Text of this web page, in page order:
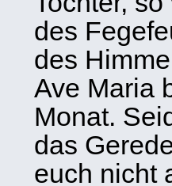
des
des
Ave Maria
Monat.
das
euch nicht